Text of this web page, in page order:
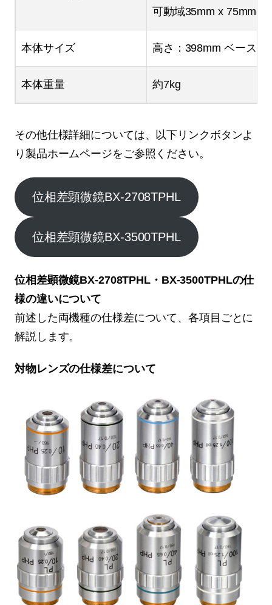
可動域35mm x 75mm
本体サイズ 高さ：398mm ベース部
本体重量 約7kg
その他仕様詳細については、以下リンクボタンよ
り製品ホームページをご参照ください。
位相差顕微鏡BX-2708TPHL
位相差顕微鏡BX-3500TPHL
位相差顕微鏡BX-2708TPHL・BX-3500TPHLの仕
様の違いについて
前述した両機種の仕様差について、各項目ごとに
解説します。
対物レンズの仕様差について